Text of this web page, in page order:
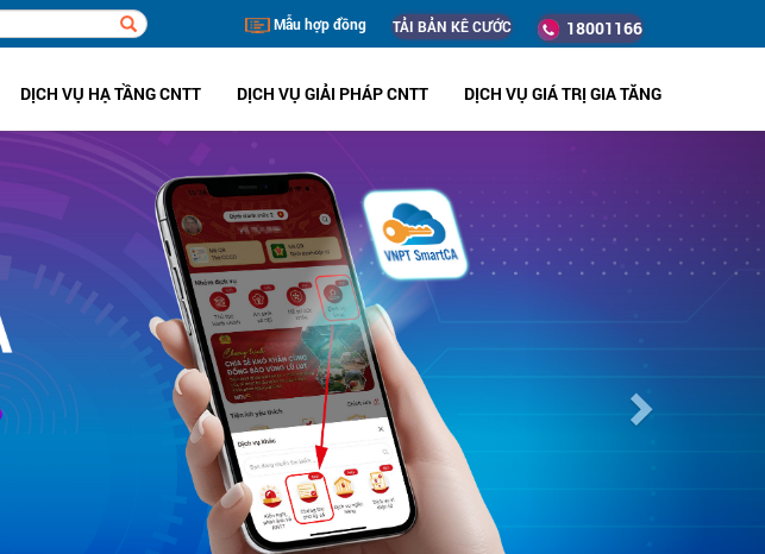
Mẫu hợp đồng TẢI BẢN KÊ CƯỚC 18001166
DỊCH VỤ HẠ TẦNG CNTT DỊCH VỤ GIẢI PHÁP CNTT DỊCH VỤ GIÁ TRỊ GIA TĂNG